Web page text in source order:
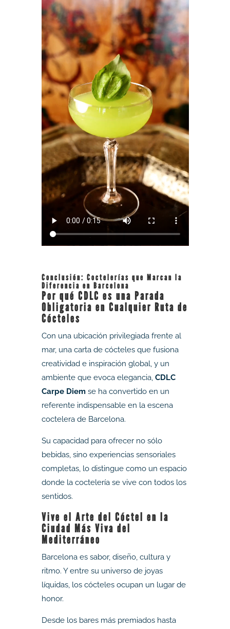
Conclusión: Coctelerías que Marcan la
Diferencia en Barcelona
Por qué CDLC es una Parada
Obligatoria en Cualquier Ruta de
Cócteles
Con una ubicación privilegiada frente al
mar, una carta de cócteles que fusiona
creatividad e inspiración global, y un
ambiente que evoca elegancia, CDLC
Carpe Diemse ha convertido en un
referente indispensable en la escena
coctelera de Barcelona.
Su capacidad para ofrecer no sólo
bebidas, sino experiencias sensoriales
completas, lo distingue como un espacio
donde la coctelería se vive con todos los
sentidos.
Vive el Arte del Cóctel en la
Ciudad Más Viva del
Mediterráneo
Barcelona es sabor, diseño, cultura y
ritmo. Y entre su universo de joyas
líquidas, los cócteles ocupan un lugar de
honor.
Desde los bares más premiados hasta